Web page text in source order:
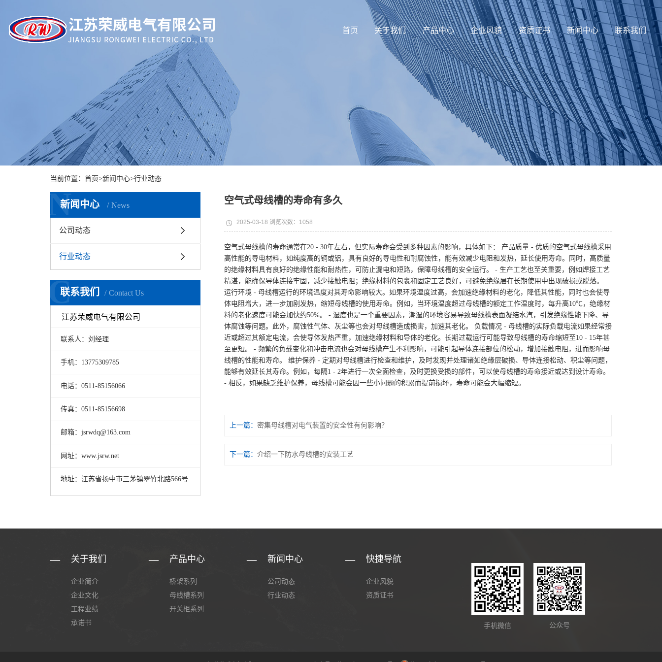
首页 关于我们 产品中心 企业风貌 资质证书 新闻中心 联系我们
当前位置： 首页>新闻中心>行业动态
新闻中心 News
N
公司动态
行业动态
联系我们 Contact Us
C
江苏荣威电气有限公司
联系人：刘经理
手机：13775309785
电话：0511-85156066
传真：0511-85156698
邮箱：jsrwdq@163.com
网址：www.jsrw.net
地址：江苏省扬中市三茅镇翠竹北路566号
空气式母线槽的寿命有多久
2025-03-18 浏览次数：1058
空气式母线槽的寿命通常在20 - 30年左右，但实际寿命会受到多种因素的影响，具体如下： 产品质量 - 优质的空气式母线槽采用
高性能的导电材料，如纯度高的铜或铝，具有良好的导电性和耐腐蚀性，能有效减少电阻和发热，延长使用寿命。同时，高质量
的绝缘材料具有良好的绝缘性能和耐热性，可防止漏电和短路，保障母线槽的安全运行。 - 生产工艺也至关重要，例如焊接工艺
精湛，能确保导体连接牢固，减少接触电阻；绝缘材料的包裹和固定工艺良好，可避免绝缘层在长期使用中出现破损或脱落。
运行环境 - 母线槽运行的环境温度对其寿命影响较大。如果环境温度过高，会加速绝缘材料的老化，降低其性能，同时也会使导
体电阻增大，进一步加剧发热，缩短母线槽的使用寿命。例如，当环境温度超过母线槽的额定工作温度时，每升高10℃，绝缘材
料的老化速度可能会加快约50%。 - 湿度也是一个重要因素，潮湿的环境容易导致母线槽表面凝结水汽，引发绝缘性能下降、导
体腐蚀等问题。此外，腐蚀性气体、灰尘等也会对母线槽造成损害，加速其老化。 负载情况 - 母线槽的实际负载电流如果经常接
近或超过其额定电流，会使导体发热严重，加速绝缘材料和导体的老化。长期过载运行可能导致母线槽的寿命缩短至10 - 15年甚
至更短。 - 频繁的负载变化和冲击电流也会对母线槽产生不利影响，可能引起导体连接部位的松动，增加接触电阻，进而影响母
线槽的性能和寿命。 维护保养 - 定期对母线槽进行检查和维护，及时发现并处理诸如绝缘层破损、导体连接松动、积尘等问题，
能够有效延长其寿命。例如，每隔1 - 2年进行一次全面检查，及时更换受损的部件，可以使母线槽的寿命接近或达到设计寿命。
- 相反，如果缺乏维护保养，母线槽可能会因一些小问题的积累而提前损坏，寿命可能会大幅缩短。
上一篇： 密集母线槽对电气装置的安全性有何影响？
下一篇： 介绍一下防水母线槽的安装工艺
关于我们
企业简介
企业文化
工程业绩
承诺书
产品中心
桥架系列
母线槽系列
开关柜系列
新闻中心
公司动态
行业动态
快捷导航
企业风貌
资质证书
手机微信 公众号